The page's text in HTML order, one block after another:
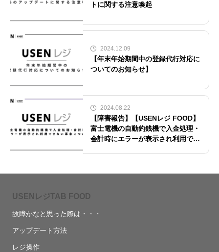
トに関する注意喚起
2024.12.09
【年末年始期間中の登録代行対応に
ついてのお知らせ】
2024.08.22
【障害報告】【USENレジ FOOD】
富士電機の自動釣銭機で入金処理・
会計時にエラーが表示され利用でき
USENレジTAB FOOD
故障かなと思った際は・・・
アップデート方法
レジ操作